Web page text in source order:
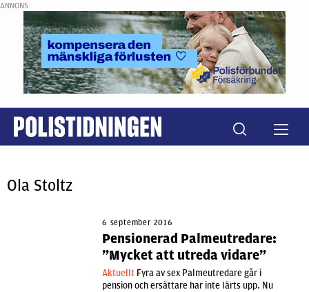
ANNONS
Ola Stoltz
6 september 2016
Pensionerad Palmeutredare:
”Mycket att utreda vidare”
Aktuellt Fyra av sex Palmeutredare går i
pension och ersättare har inte lärts upp. Nu